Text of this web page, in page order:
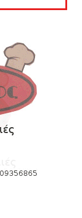
στο
Bόλου
και...